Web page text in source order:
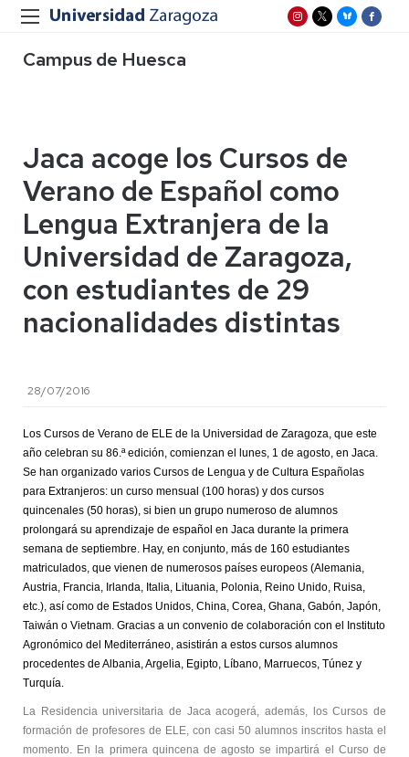
Campus de Huesca
Jaca acoge los Cursos de
Verano de Español como
Lengua Extranjera de la
Universidad de Zaragoza,
con estudiantes de 29
nacionalidades distintas
28/07/2016
Los Cursos de Verano de ELE de la Universidad de Zaragoza, que este
año celebran su 86.ªedición, comienzan el lunes, 1 de agosto, en Jaca.
Se han organizado varios Cursos de Lengua y de Cultura Españolas
para Extranjeros: un curso mensual (100 horas) y dos cursos
quincenales (50 horas), si bien un grupo numeroso de alumnos
prolongará su aprendizaje de español en Jaca durante la primera
semana de septiembre. Hay, en conjunto, más de 160 estudiantes
matriculados, que vienen de numerosos países europeos (Alemania,
Austria, Francia, Irlanda, Italia, Lituania, Polonia, Reino Unido, Ruisa,
etc.), así como de Estados Unidos, China, Corea, Ghana, Gabón, Japón,
Taiwán o Vietnam. Gracias a un convenio de colaboración con el Instituto
Agronómico del Mediterráneo, asistirán a estos cursos alumnos
procedentes de Albania, Argelia, Egipto, Líbano, Marruecos, Túnez y
Turquía.
La Residencia universitaria de Jaca acogerá, además, los Cursos de
formación de profesores de ELE, con casi 50 alumnos inscritos hasta el
momento. En la primera quincena de agosto se impartirá el Curso de